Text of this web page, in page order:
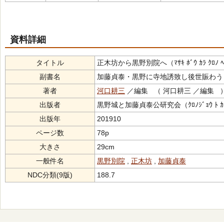
資料詳細
タイトル
正木坊から黒野別院へ（ﾏｻｷ ﾎﾞｳ ｶﾗ ｸﾛﾉ
副書名
加藤貞泰・黒野に寺地誘致し後世賑わう
著者
河口耕三 ／編集 （ 河口耕三 ／編集
出版者
黒野城と加藤貞泰公研究会（ｸﾛﾉｼﾞｮｳ ﾄ ｶ
出版年
201910
ページ数
78p
大きさ
29cm
一般件名
黒野別院 正木坊
加藤貞泰
NDC分類(9版)
188.7